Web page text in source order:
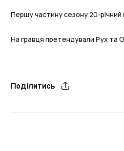
Першу частину сезону 20-річний
На гравця претендували Рух та
Поділитись